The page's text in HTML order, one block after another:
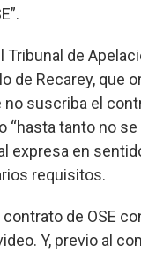
Tribunal de
de Recarey, que
no suscriba el
“hasta tanto no
expresa en
requisitos.
de OSE
Y, previo al